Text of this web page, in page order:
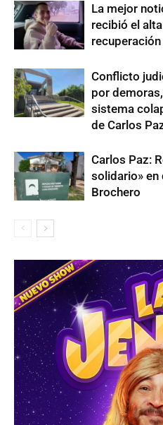
La mejor
recibió el
Conflicto
por
sistema
de Carlos
Carlos Paz:
solidario» en
Brochero